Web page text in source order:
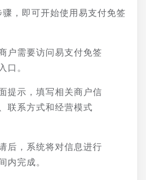
，即可开始使用易支付免签
户需要访问易支付免签
口。
提示，填写相关商户信
联系方式和经营模式
后，系统将对信息进行
内完成。